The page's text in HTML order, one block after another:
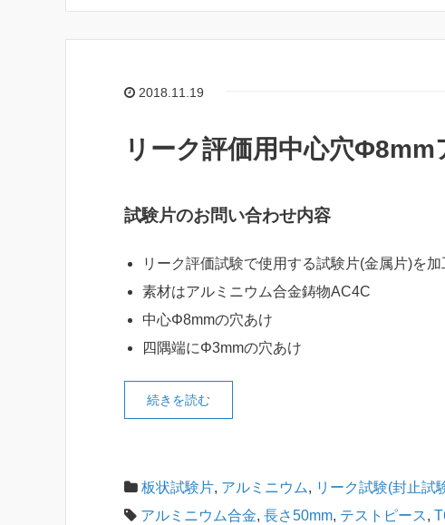
2018.11.19
リーク評価用中心穴
試験片のお問い合わせ内容
リーク評価試験で使用する試験片(金属片)を加
素材はアルミニウム合金鋳物AC4C
中心Φ8mmの穴あけ
四隅端にΦ3mmの穴あけ
続きを読む
板状試験片, アルミニウム, リーク試験(封止試
アルミニウム合金, 長さ50mm, テストピース,